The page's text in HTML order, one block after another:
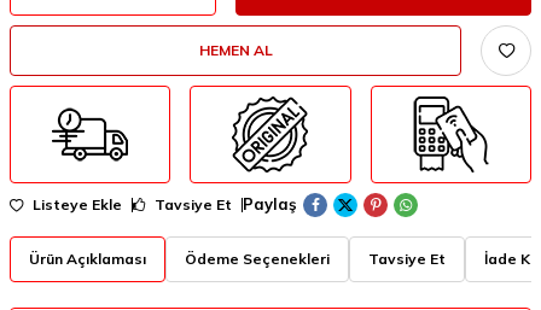
HEMEN AL
Listeye Ekle Tavsiye Et Paylaş
Ürün Açıklaması Ödeme Seçenekleri Tavsiye Et İade